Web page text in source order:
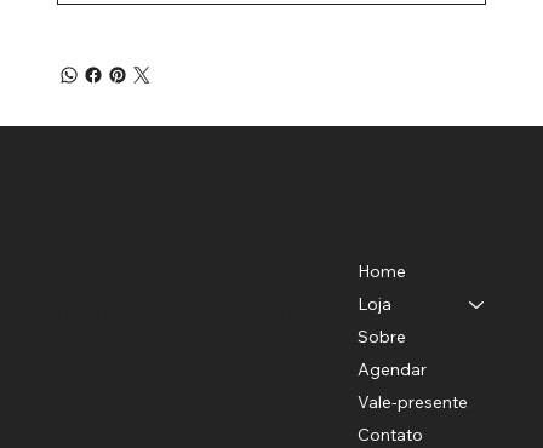
Home
Loja
Sobre
Agendar
Vale-presente
Contato